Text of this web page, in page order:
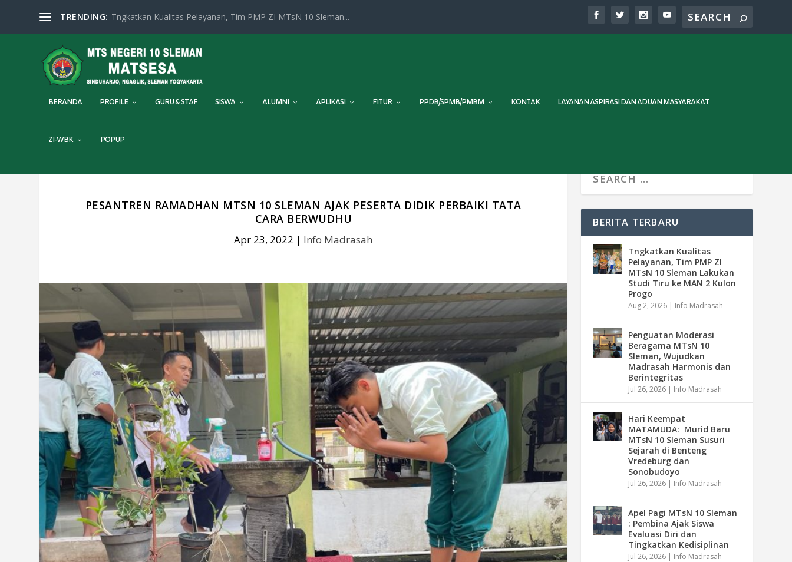
TRENDING: Tngkatkan Kualitas Pelayanan, Tim PMP ZI MTsN 10 Sleman...
BERANDA PROFILE GURU & STAF SISWA ALUMNI APLIKASI FITUR PPDB/SPMB/PMBM KONTAK LAYANAN ASPIRASI DAN ADUAN MASYARAKAT
ZI-WBK POPUP
PESANTREN RAMADHAN MTSN 10 SLEMAN AJAK PESERTA DIDIK PERBAIKI TATA
CARA BERWUDHU
Apr 23, 2022 | Info Madrasah
BERITA TERBARU
Tngkatkan Kualitas
Pelayanan, Tim PMP ZI
MTsN 10 Sleman Lakukan
Studi Tiru ke MAN 2 Kulon
Progo
Aug 2, 2026 | Info Madrasah
Penguatan Moderasi
Beragama MTsN 10
Sleman, Wujudkan
Madrasah Harmonis dan
Berintegritas
Jul 26, 2026 | Info Madrasah
Hari Keempat
MATAMUDA: Murid Baru
MTsN 10 Sleman Susuri
Sejarah di Benteng
Vredeburg dan
Sonobudoyo
Jul 26, 2026 | Info Madrasah
Apel Pagi MTsN 10 Sleman
: Pembina Ajak Siswa
Evaluasi Diri dan
Tingkatkan Kedisiplinan
Jul 26, 2026 | Info Madrasah